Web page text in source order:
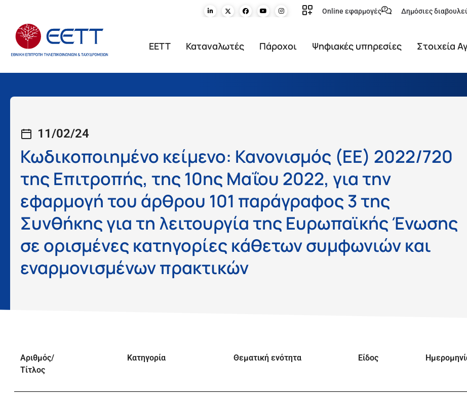
Online εφαρμογές Δημόσιες
ΕΕΤΤ Καταναλωτές Πάροχοι Ψηφιακές υπηρεσίες Στοιχεία
11/02/24
Κωδικοποιημένο κείμενο: Κανονισμός (ΕΕ) 2022/720
της Επιτροπής, της 10ης Μαΐου 2022, για την
εφαρμογή του άρθρου 101 παράγραφος 3 της
Συνθήκης για τη λειτουργία της Ευρωπαϊκής Ένωσης
σε ορισμένες κατηγορίες κάθετων συμφωνιών και
εναρμονισμένων πρακτικών
Αριθμός/
Τίτλος
Κατηγορία Θεματική ενότητα Είδος